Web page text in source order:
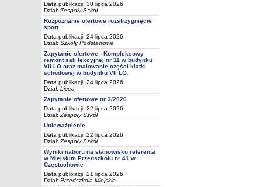
Data publikacji: 30 lipca 2026
Dział: Zespoły Szkół
Rozpoznanie ofertowe rozstrzygnięcie
sport
Data publikacji: 24 lipca 2026
Dział: Szkoły Podstawowe
Zapytanie ofertowe - Kompleksowy
remont sali lekcyjnej nr 11 w budynku
VII LO oraz malowanie części klatki
schodowej w budynku VII LO.
Data publikacji: 24 lipca 2026
Dział: Licea
Zapytanie ofertowe nr 3/2026
Data publikacji: 22 lipca 2026
Dział: Zespoły Szkół
Unieważnienie
Data publikacji: 22 lipca 2026
Dział: Zespoły Szkół
Wyniki naboru na stanowisko referenta
w Miejskim Przedszkolu nr 41 w
Częstochowie
Data publikacji: 21 lipca 2026
Dział: Przedszkola Miejskie